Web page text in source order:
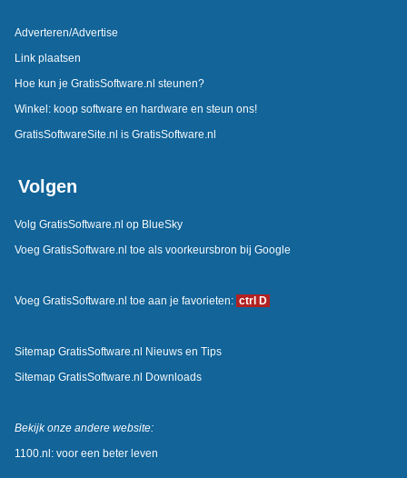
Adverteren/Advertise
Link plaatsen
Hoe kun je GratisSoftware.nl steunen?
Winkel: koop software en hardware en steun ons!
GratisSoftwareSite.nl is GratisSoftware.nl
Volgen
Volg GratisSoftware.nl op BlueSky
Voeg GratisSoftware.nl toe als voorkeursbron bij Google
Voeg GratisSoftware.nl toe aan je favorieten: ctrl D
Sitemap GratisSoftware.nl Nieuws en Tips
Sitemap GratisSoftware.nl Downloads
Bekijk onze andere website:
1100.nl: voor een beter leven